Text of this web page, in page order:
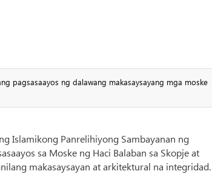
pagsasaayos ng dalawang makasaysayang mga moske
Islamikong Panrelihiyong Sambayanan ng
sa Moske ng Haci Balaban sa Skopje at
makasaysayan at arkitektural na integridad.